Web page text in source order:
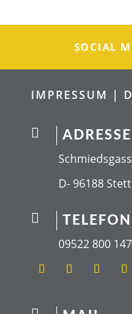
SOCIAL
IMPRESSUM |
 ADRESSE
D- 96188
 TELEFON
09522 800 147